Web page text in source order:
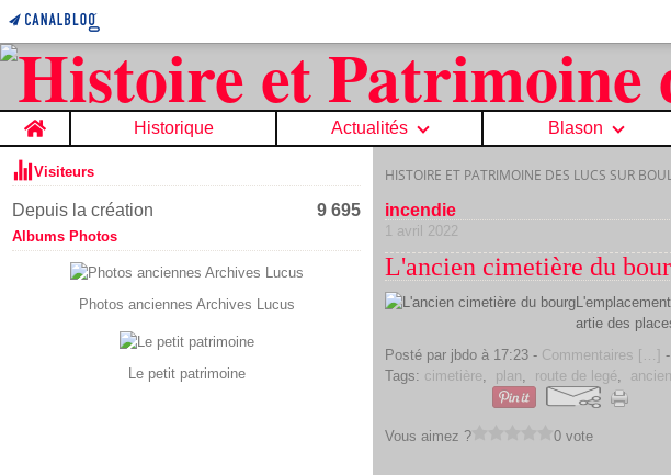
Home Historique Actualités Blason
Visiteurs
Depuis la création 9 695
Albums Photos
Photos anciennes Archives Lucus
Le petit patrimoine
HISTOIRE ET PATRIMOINE DES LUCS SUR
incendie
1 avril 2022
L'ancien cimetière du
artie des
Posté par jbdo à 17:23 - Commentaires [ …]
Tags: cimetière, plan, route de legé,
Vous aimez ? 0 vote